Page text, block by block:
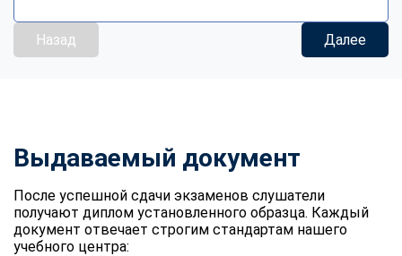
Назад Далее
Выдаваемый документ
После успешной сдачи экзаменов слушатели
получают диплом установленного образца. Каждый
документ отвечает строгим стандартам нашего
учебного центра: